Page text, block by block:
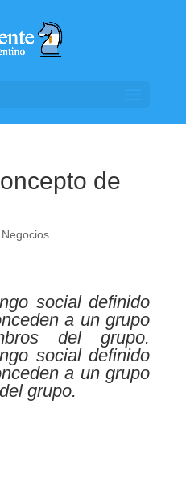
de
social definido
a un grupo
del grupo.
social definido
a un grupo
grupo.